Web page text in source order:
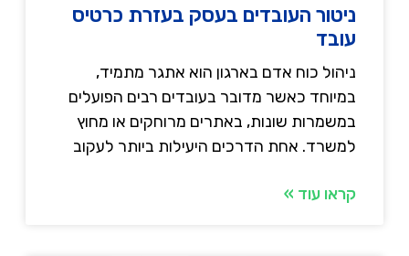
ניטור העובדים בעסק בעזרת כרטיס
עובד
ניהול כוח אדם בארגון הוא אתגר מתמיד,
במיוחד כאשר מדובר בעובדים רבים הפועלים
במשמרות שונות, באתרים מרוחקים או מחוץ
למשרד. אחת הדרכים היעילות ביותר לעקוב
קראו עוד »